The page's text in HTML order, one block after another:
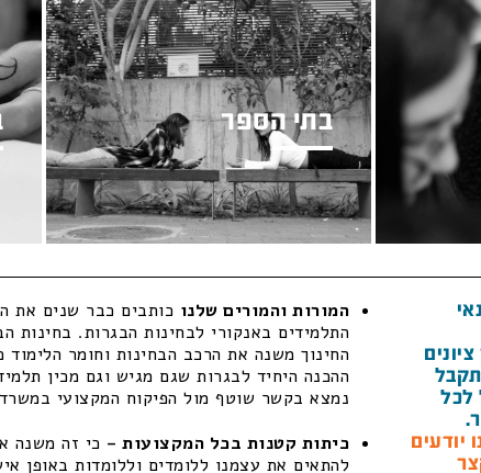
בתי הספר
לכל
המורות והמורים שלנו כותבים כבר שנים את
התלמידים באנקורי לבחינות הבגרות. בחינות
החינוך משנה את הרכב הבחינות וחומר
ההכנה היחיד לבגרות שגם מגיש וגם מכין
נמצא בקשר שוטף מול הפיקוח המקצועי במשרד
כיתות קטנות בכל המקצועות – כי זה משנה
להתאים את עצמנו ללומדים וללומדות באופן